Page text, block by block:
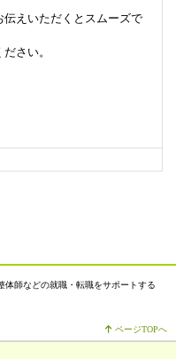
伝えいただくとスムーズで
さい。
師などの就職・転職をサポートする
ページTOPへ